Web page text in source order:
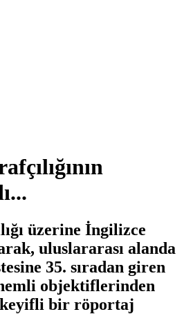
üzerine İngilizce
uluslararası alanda
35. sıradan giren
objektiflerinden
bir röportaj